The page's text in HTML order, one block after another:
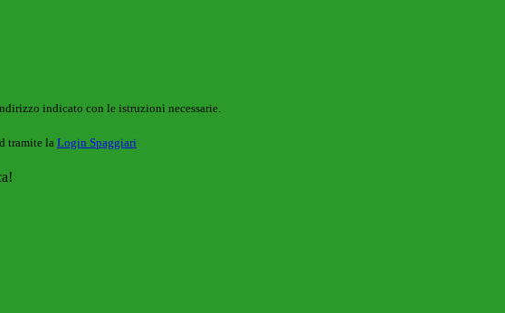
indicato con le istruzioni necessarie.
tramite la Login Spaggiari